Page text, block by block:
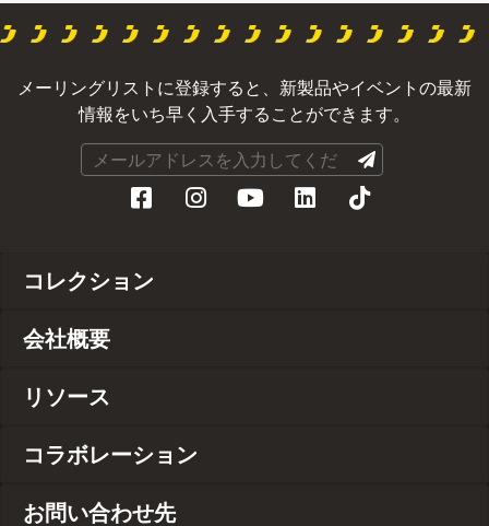
メーリングリストに登録すると、新製品やイベントの最新
情報をいち早く入手することができます。
コレクション
会社概要
リソース
コラボレーション
お問い合わせ先